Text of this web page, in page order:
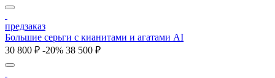
предзаказ
Большие серьги с кианитами и агатами AI
30 800 ₽ -20% 38 500 ₽